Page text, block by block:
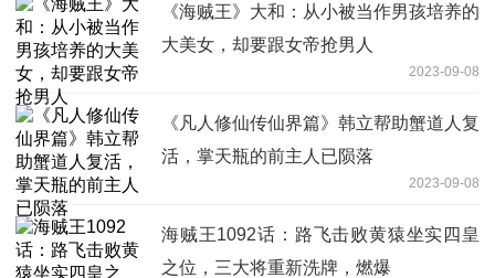
《海贼王》大和：从小被当作男孩培养的
大美女，却要跟女帝抢男人
2023-09-08
《凡人修仙传仙界篇》韩立帮助蟹道人复
活，掌天瓶的前主人已陨落
2023-09-08
海贼王1092话：路飞击败黄猿坐实四皇
之位，三大将重新洗牌，燃爆